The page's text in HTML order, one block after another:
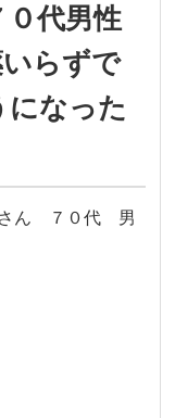
代男性
らずで
になった
ん ７０代 男